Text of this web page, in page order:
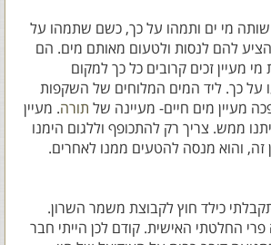
שותה מי ים ותמהו על כך, כשם שתמהו על
להם לנסות ולטעום מאותם מים. הם
מעיין זכים קרובים כל כך למקום
על כך. ליד המים המלוחים של השקפות
מעיין מים חיים- מעיינה של תורה. מעיין
ממש. צריך רק להתכופף וללגום הימנו
זה, והוא מנסה להטעים ממנו לאחרים.
התקבלתי כילד חוץ לקבוצת משמר השרון.
פרי החלטתי האישית. קודם לכן הייתי חבר